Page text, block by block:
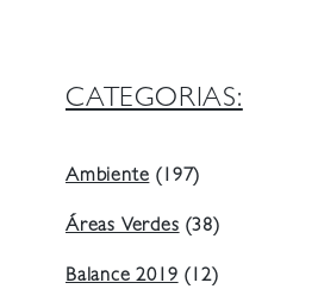
CATEGORIAS:
Ambiente (197)
Áreas Verdes (38)
Balance 2019 (12)